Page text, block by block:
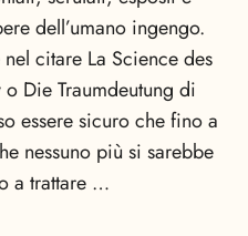
dell’umano ingengo.
citare La Science des
Die Traumdeutung di
essere sicuro che fino a
nessuno più si sarebbe
a trattare …